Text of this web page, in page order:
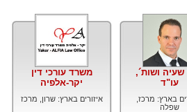
שעיה ושות´,
עו"ד
בארץ: מרכז,
שפלה
משרד עורכי דין
יקר-אלפיה
איזורים בארץ: שרון, מרכז